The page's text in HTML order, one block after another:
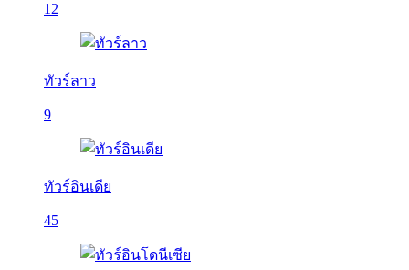
12
ทัวร์ลาว
9
ทัวร์อินเดีย
45